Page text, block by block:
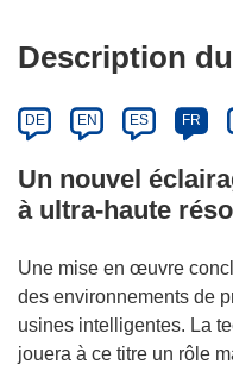
Description
DE EN ES FR
Un nouvel
à ultra-haute
Une mise en œuvre
des environnements de
usines intelligentes. La
jouera à ce titre un rôle